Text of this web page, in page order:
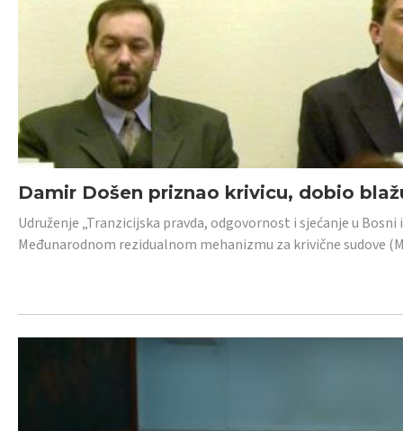
Damir Došen priznao krivicu, dobio
Udruženje „Tranzicijska pravda, odgovornost i sjećanje u
Međunarodnom rezidualnom mehanizmu za krivične sudove